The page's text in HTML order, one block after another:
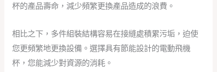
杯的產品壽命，減少頻繁更換產品造成的浪費。
相比之下，多件組裝結構容易在接縫處積累污垢，迫使
您更頻繁地更換設備。選擇具有節能設計的電動飛機
杯，您能減少對資源的消耗。